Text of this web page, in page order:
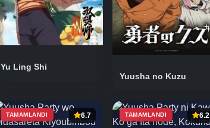
Yu Ling Shi
Yuusha no Kuzu
TAMAMLANDI 6.7 TAMAMLANDI 6.2